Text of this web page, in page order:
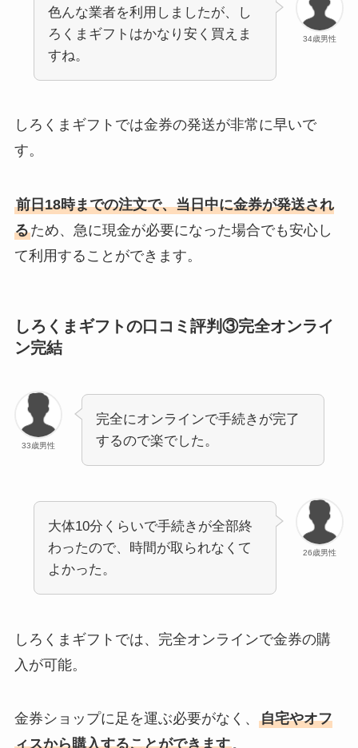
34歳男性
色んな業者を利用しましたが、し
ろくまギフトはかなり安く買えま
すね。
しろくまギフトでは金券の発送が非常に早いで
す。
前日18時までの注文で、当日中に金券が発送され
るため、急に現金が必要になった場合でも安心し
て利用することができます。
しろくまギフトの口コミ評判③完全オンライ
ン完結
33歳男性
完全にオンラインで手続きが完了
するので楽でした。
26歳男性
大体10分くらいで手続きが全部終
わったので、時間が取られなくて
よかった。
しろくまギフトでは、完全オンラインで金券の購
入が可能。
金券ショップに足を運ぶ必要がなく、 自宅やオフ
ィスから購入することができます。